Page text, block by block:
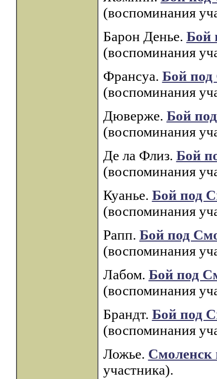
(воспоминания
Барон Денье. Бой
(воспоминания
Франсуа. Бой
(воспоминания
Дюверже. Бой
(воспоминания
Де ла Флиз. Бой
(воспоминания
Куанье. Бой под
(воспоминания
Рапп. Бой под
(воспоминания
Лабом. Бой под
(воспоминания
Брандт. Бой под
(воспоминания
Ложье. Смоленск
участника).